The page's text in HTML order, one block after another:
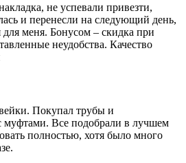
не успевали привезти,
и перенесли на следующий день,
для меня. Бонусом – скидка при
неудобства. Качество
Покупал трубы и
муфтами. Все подобрали в лучшем
полностью, хотя было много